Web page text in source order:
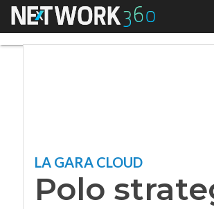
Menu
LA GARA CLOUD
Polo